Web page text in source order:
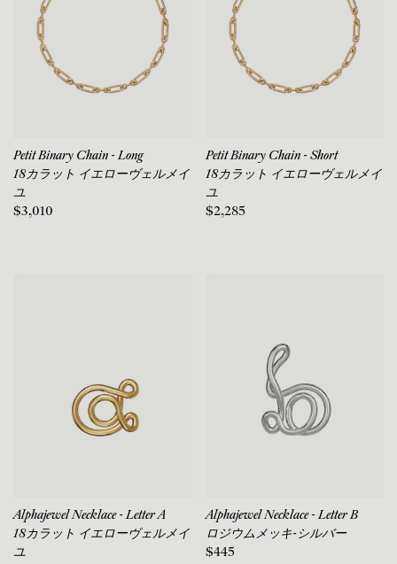
Petit Binary Chain - Long
18カラット イエローヴェルメイ
ユ
$3,010
Petit Binary Chain - Short
18カラット イエローヴェルメイ
ユ
$2,285
Alphajewel Necklace - Letter A
18カラット イエローヴェルメイ
ユ
Alphajewel Necklace - Letter B
ロジウムメッキ-シルバー
$445